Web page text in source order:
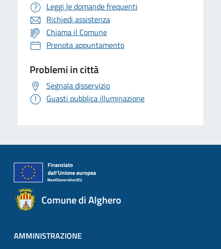
Leggi le domande frequenti
Richiedi assistenza
Chiama il Comune
Prenota appuntamento
Problemi in città
Segnala disservizio
Guasti pubblica illuminazione
Comune di Alghero
AMMINISTRAZIONE